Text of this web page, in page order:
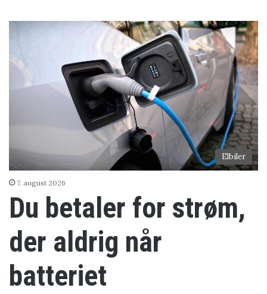
Elbiler
7. august 2026
Du betaler for strøm,
der aldrig når
batteriet